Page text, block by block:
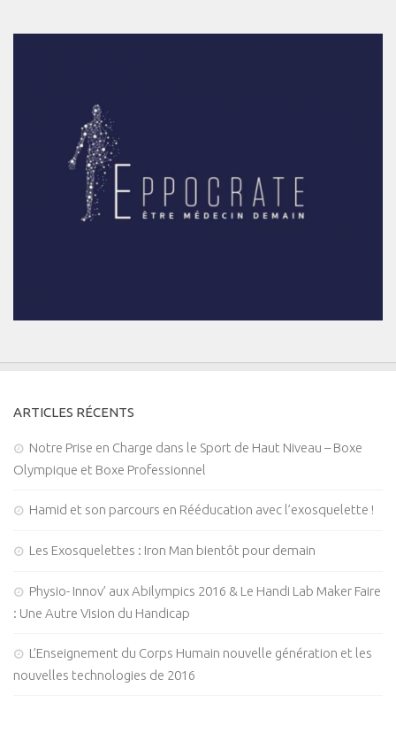
ARTICLES RÉCENTS
Notre Prise en Charge dans le Sport de Haut Niveau – Boxe
Olympique et Boxe Professionnel
Hamid et son parcours en Rééducation avec l’exosquelette !
Les Exosquelettes : Iron Man bientôt pour demain
Physio- Innov’ aux Abilympics 2016 & Le Handi Lab Maker Faire
: Une Autre Vision du Handicap
L’Enseignement du Corps Humain nouvelle génération et les
nouvelles technologies de 2016